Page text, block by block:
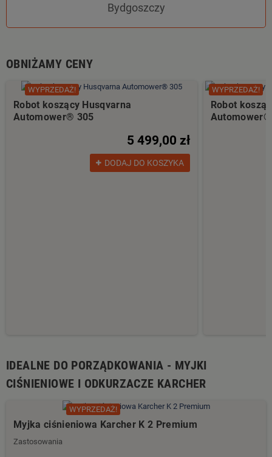
Bydgoszczy
OBNIŻAMY CENY
WYPRZEDAŻ!
Robot koszący Husqvarna
Automower® 305
5 499,00 zł
DODAJ DO KOSZYKA
WYPRZEDAŻ!
Robot
IDEALNE DO PORZĄDKOWANIA - MYJKI
CIŚNIENIOWE I ODKURZACZE KARCHER
WYPRZEDAŻ!
Myjka ciśnieniowa Karcher K 2 Premium
Zastosowania